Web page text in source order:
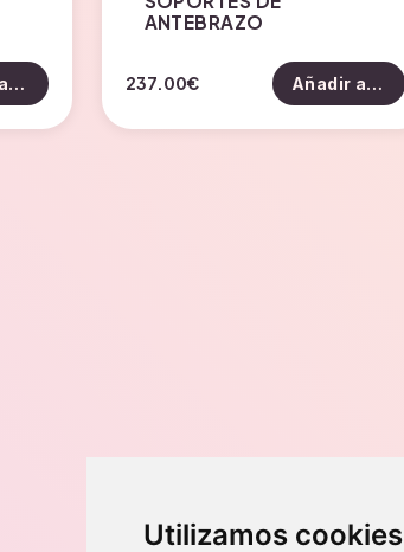
Utilizamos cookies
Añadir al carrito
ANTEBRAZO
237.00€ Añadir al carrito
Dirección